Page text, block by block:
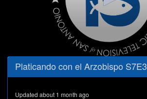
0
seconds
Platicando con el Arzobispo S7E3
Updated about 1 month ago